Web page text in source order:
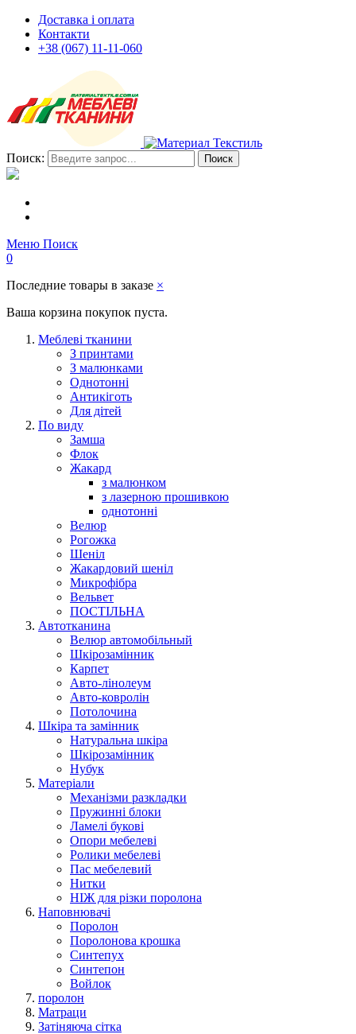
Доставка і оплата
Контакти
+38 (067) 11-11-060
Поиск: Поиск
Меню Поиск
0
Последние товары в заказе ×
Ваша корзина покупок пуста.
Меблеві тканини
З принтами
З малюнками
Однотонні
Антикіготь
Для дітей
По виду
Замша
Флок
Жакард
з малюнком
з лазерною прошивкою
однотонні
Велюр
Рогожка
Шеніл
Жакардовий шеніл
Микрофібра
Вельвет
ПОСТІЛЬНА
Автотканина
Велюр автомобільный
Шкірозамінник
Карпет
Авто-лінолеум
Авто-ковролін
Потолочина
Шкіра та замінник
Натуральна шкіра
Шкірозамінник
Нубук
Матеріали
Механізми разкладки
Пружинні блоки
Ламелі букові
Опори мебелеві
Ролики мебелеві
Пас мебелевий
Нитки
НІЖ для різки поролона
Наповнювачі
Поролон
Поролонова крошка
Синтепух
Синтепон
Войлок
поролон
Матраци
Затіняюча сітка